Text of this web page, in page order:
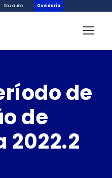
Sou aluno Ouvidoria
de
de